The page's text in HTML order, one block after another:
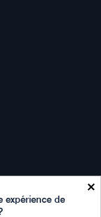
×
expérience de